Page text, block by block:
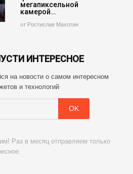
мегапиксельной
камерой…
от Ростислав Махотин
ИНТЕРЕСНОЕ
на новости о самом интересном
и технологий
Раз в месяц отправляем только